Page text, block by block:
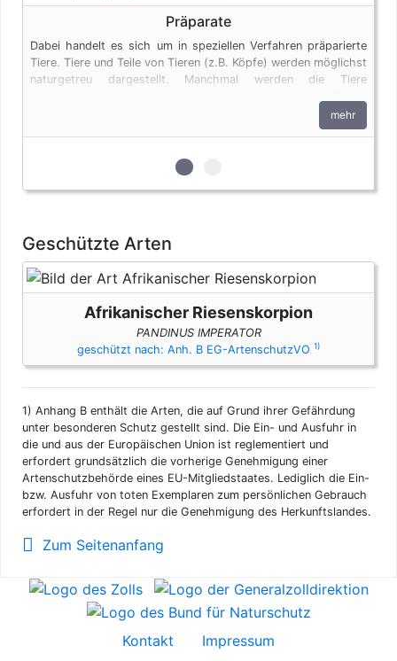
Präparate
Dabei handelt es sich um in speziellen Verfahren präparierte
Tiere. Tiere und Teile von Tieren (z.B. Köpfe) werden möglichst
naturgetreu dargestellt. Manchmal werden die Tiere
dargestellt. Auch Tierpräparate unterliegen den
artenschutzrechtlichen Bestimmungen. Bei privaten Einfuhren
bis zu vier Erzeugnisse von Krokodilen des Anhangs B pro
transportiert werden. Fleisch und Jagdtrophäen sind von
mehr
zur 1. geschützten
Geschützte Arten
Afrikanischer Riesenskorpion
PANDINUS IMPERATOR
geschützt nach: Anh. B EG-ArtenschutzVO 1)
1) Anhang B enthält die Arten, die auf Grund ihrer Gefährdung
unter besonderen Schutz gestellt sind. Die Ein- und Ausfuhr in
die und aus der Europäischen Union ist reglementiert und
erfordert grundsätzlich die vorherige Genehmigung einer
Artenschutzbehörde eines EU-Mitgliedstaates. Lediglich die Ein-
bzw. Ausfuhr von toten Exemplaren zum persönlichen Gebrauch
erfordert in der Regel nur die Genehmigung des Herkunftslandes.
Zum Seitenanfang
Kontakt Impressum